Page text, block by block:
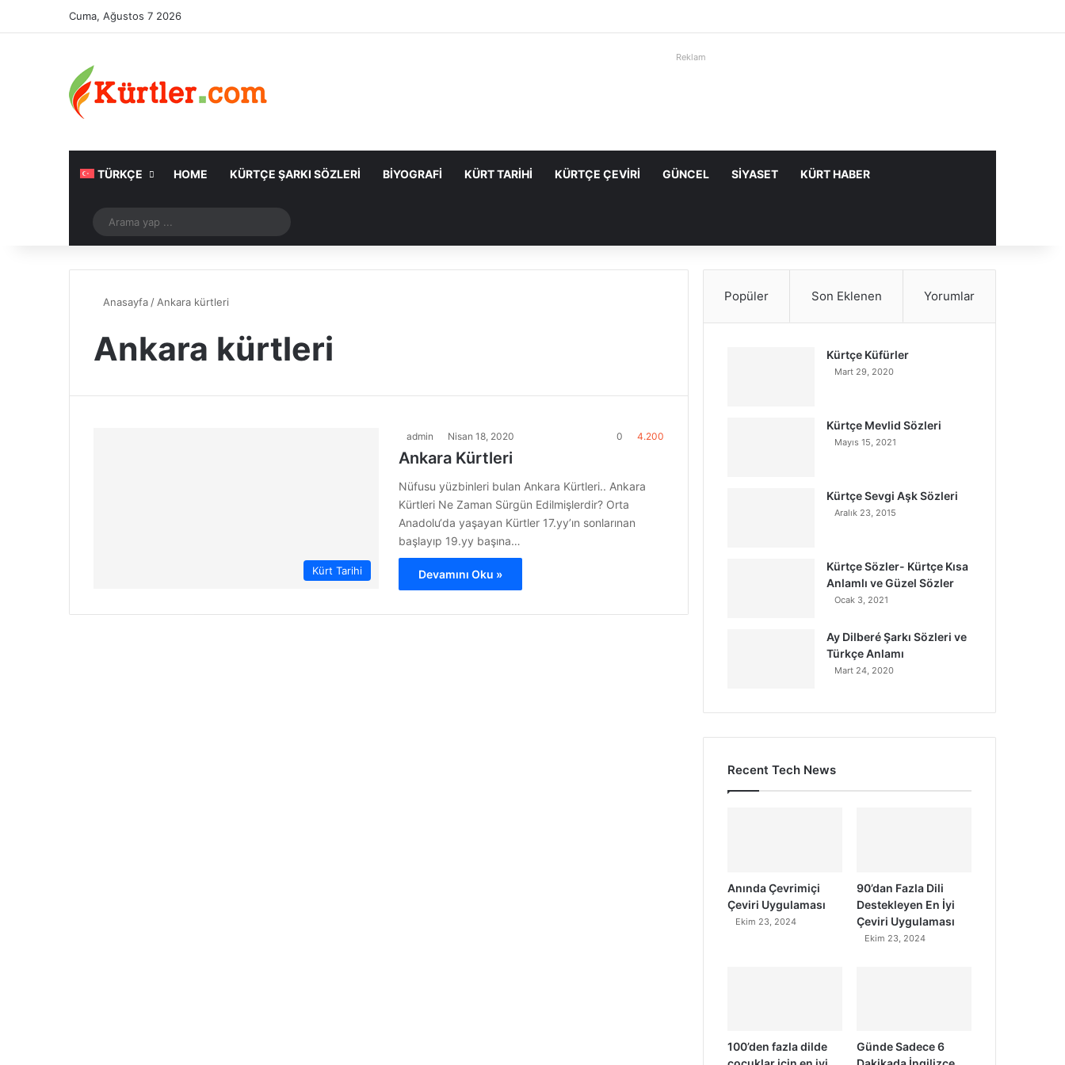
Cuma, Ağustos 7 2026
Reklam
TÜRKÇE HOME KÜRTÇE ŞARKI SÖZLERI BIYOGRAFI KÜRT TARIHI KÜRTÇE ÇEVIRI GÜNCEL SIYASET KÜRT HABER
Rastgele Makale
yap
Anasayfa / Ankara kürtleri
Ankara kürtleri
Kürt Tarihi
admin Nisan 18, 2020 0 4.200
Ankara Kürtleri
Nüfusu yüzbinleri bulan Ankara Kürtleri.. Ankara
Kürtleri Ne Zaman Sürgün Edilmişlerdir? Orta
Anadolu‘da yaşayan Kürtler 17.yy’ın sonlarınan
başlayıp 19.yy başına…
Devamını Oku »
Popüler Son Eklenen Yorumlar
Kürtçe Küfürler
Mart 29, 2020
Kürtçe Mevlid Sözleri
Mayıs 15, 2021
Kürtçe Sevgi Aşk Sözleri
Aralık 23, 2015
Kürtçe Sözler- Kürtçe Kısa
Anlamlı ve Güzel Sözler
Ocak 3, 2021
Ay Dilberé Şarkı Sözleri ve
Türkçe Anlamı
Mart 24, 2020
Recent Tech News
Anında Çevrimiçi
Çeviri Uygulaması
Ekim 23, 2024
90’dan Fazla Dili
Destekleyen En İyi
Çeviri Uygulaması
Ekim 23, 2024
100’den fazla dilde
Günde Sadece 6